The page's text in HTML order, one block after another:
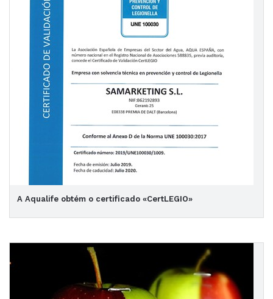
A Aqualife obtém o certificado «CertLEGIO»